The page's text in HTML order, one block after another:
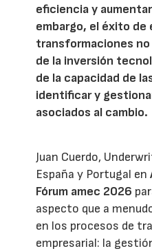
eficiencia y
embargo, el éxito de
transformaciones
de la inversión
de la capacidad de
identificar y
asociados al cambio.
Juan Cuerdo,
España y Portugal en
Fórum amec 2026
aspecto que a
en los procesos de
empresarial: la